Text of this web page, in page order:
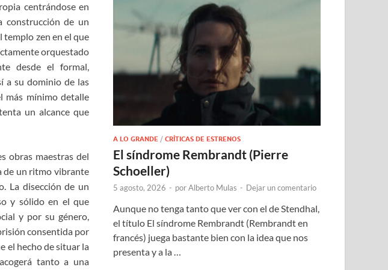
centrándose en
construcción de un
templo zen en el que
orquestado
desde el formal,
a su dominio de las
más mínimo detalle
un alcance que
obras maestras del
de un ritmo vibrante
La disección de un
y sólido en el que
y por su género,
consentida por
el hecho de situar la
tanto a una
A LO GRANDE /CRÍTICAS DE ESTRENOS
El síndrome Rembrandt (Pierre
Schoeller)
5 agosto, 2026 - porAlberto Mulas - Dejar un comentario
Aunque no tenga tanto que ver con el de Stendhal,
el título El síndrome Rembrandt (Rembrandt en
francés) juega bastante bien con la idea que nos
presenta y a la …